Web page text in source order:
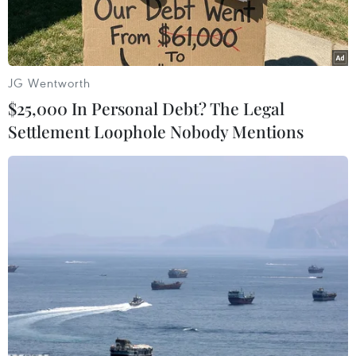
biết, qua thanh tra gần 1.000 hồ sơ cấp phép
khai thác khoáng sản của 57/63 tỉnh-thành phố
trên cả nước, nhiều địa phương đã sai phạm lớn
trong việc cấp phép, dẫn đến cấp phép tràn lan
Thông tin trên vừa được ông Thanh đưa ra tại
hội thảo quốc tế “Quản trị tài nguyên khoáng
Công nghệ và Môi trường của quốc hội, Phòng
Thương mại và Công nghiệp Việt Nam tổ chức
sáng nay (8/10), tại Hà Nội.
Cấp phép tràn lan
JG Wentworth
$25,000 In Personal Debt? The Legal
Settlement Loophole Nobody Mentions